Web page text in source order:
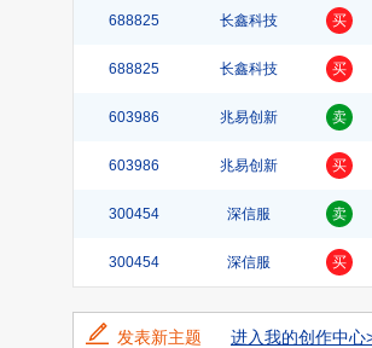
688825 长鑫科技 买
688825 长鑫科技 买
603986 兆易创新 卖
603986 兆易创新 买
300454 深信服 卖
300454 深信服 买
发表新主题 进入我的创作中心